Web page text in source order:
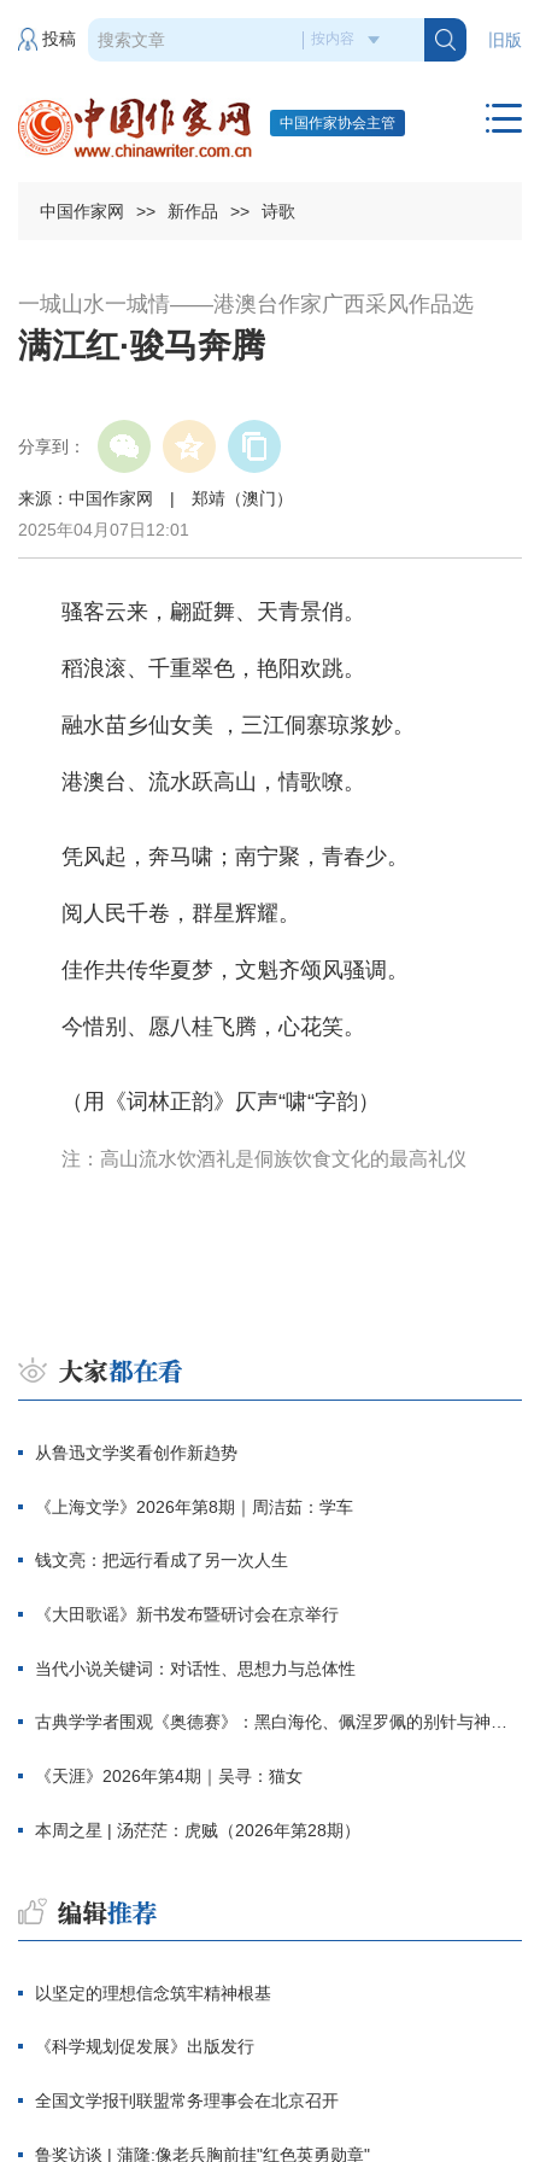
旧版
投稿
中国作家协会主管
中国作家网 >> 新作品 >> 诗歌
一城山水一城情——港澳台作家广西采风作品选
满江红·骏马奔腾
分享到：
来源：中国作家网 | 郑靖（澳门）
2025年04月07日12:01
骚客云来，翩跹舞、天青景俏。
稻浪滚、千重翠色，艳阳欢跳。
融水苗乡仙女美 ，三江侗寨琼浆妙。
港澳台、流水跃高山，情歌嘹。
凭风起，奔马啸；南宁聚，青春少。
阅人民千卷，群星辉耀。
佳作共传华夏梦，文魁齐颂风骚调。
今惜别、愿八桂飞腾，心花笑。
（用《词林正韵》仄声“啸“字韵）
注：高山流水饮酒礼是侗族饮食文化的最高礼仪
从鲁迅文学奖看创作新趋势
《上海文学》2026年第8期｜周洁茹：学车
钱文亮：把远行看成了另一次人生
《大田歌谣》新书发布暨研讨会在京举行
当代小说关键词：对话性、思想力与总体性
古典学学者围观《奥德赛》：黑白海伦、佩涅罗佩的别针与神秘入侵者
《天涯》2026年第4期｜吴寻：猫女
本周之星 | 汤茫茫：虎贼（2026年第28期）
以坚定的理想信念筑牢精神根基
《科学规划促发展》出版发行
全国文学报刊联盟常务理事会在北京召开
鲁奖访谈 | 蒲隆:像老兵胸前挂"红色英勇勋章"